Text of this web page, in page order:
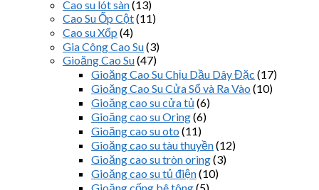
Cao su lót sàn(13)
Cao Su Ốp Cột(11)
Cao su Xốp (4)
Gia Công Cao Su(3)
Gioăng Cao Su(47)
Gioăng Cao Su Chịu Dầu Dây Đặc (17)
Gioăng Cao Su Cửa Sổ và Ra Vào (10)
Gioăng cao su cửa tủ (6)
Gioăng cao su Oring(6)
Gioăng cao su oto (11)
Gioăng cao su tàu thuyền(12)
Gioăng cao su tròn oring(3)
Gioăng cao su tủ điện(10)